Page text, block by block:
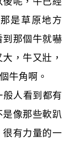
是草原地方
那個牛就嚇
，牛又壯，
牛角啊。
人看到都有
像那些軟趴
有力量的一